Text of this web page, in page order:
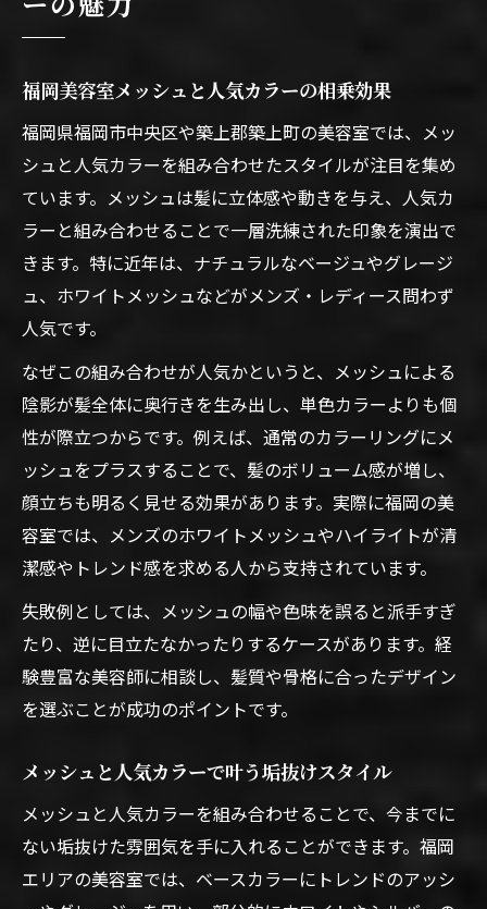
福岡美容室メッシュと人気カラーの相乗効果
福岡県福岡市中央区や築上郡築上町の美容室では、メッ
シュと人気カラーを組み合わせたスタイルが注目を集め
ています。メッシュは髪に立体感や動きを与え、人気カ
ラーと組み合わせることで一層洗練された印象を演出で
きます。特に近年は、ナチュラルなベージュやグレージ
ュ、ホワイトメッシュなどがメンズ・レディース問わず
人気です。
なぜこの組み合わせが人気かというと、メッシュによる
陰影が髪全体に奥行きを生み出し、単色カラーよりも個
性が際立つからです。例えば、通常のカラーリングにメ
ッシュをプラスすることで、髪のボリューム感が増し、
顔立ちも明るく見せる効果があります。実際に福岡の美
容室では、メンズのホワイトメッシュやハイライトが清
潔感やトレンド感を求める人から支持されています。
失敗例としては、メッシュの幅や色味を誤ると派手すぎ
たり、逆に目立たなかったりするケースがあります。経
験豊富な美容師に相談し、髪質や骨格に合ったデザイン
を選ぶことが成功のポイントです。
メッシュと人気カラーで叶う垢抜けスタイル
メッシュと人気カラーを組み合わせることで、今までに
ない垢抜けた雰囲気を手に入れることができます。福岡
エリアの美容室では、ベースカラーにトレンドのアッシ